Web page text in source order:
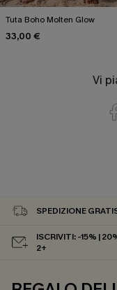
Tuta Boho Molten Glow
33,00 €
Vi
SPEDIZIONE
ISCRIVITI: -15% |
2+